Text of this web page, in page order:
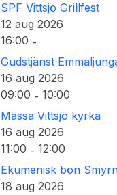
SPF Vittsjö Grillfest
12 aug 2026
16:00 -
Gudstjänst
16 aug 2026
09:00 - 10:00
Mässa Vittsjö kyrka
16 aug 2026
11:00 - 12:00
Ekumenisk bön
18 aug 2026